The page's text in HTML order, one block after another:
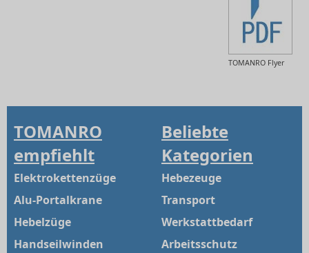
TOMANRO Flyer
TOMANRO
empfiehlt
Elektrokettenzüge
Alu-Portalkrane
Hebelzüge
Handseilwinden
Beliebte
Kategorien
Hebezeuge
Transport
Werkstattbedarf
Arbeitsschutz